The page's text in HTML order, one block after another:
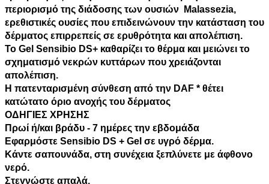
περιορισμό της διάδοσης των ουσιών Malassezia,
ερεθιστικές ουσίες που επιδεινώνουν την κατάσταση του
δέρματος επιρρεπείς σε ερυθρότητα και απολέπιση.
Το Gel Sensibio DS+ καθαρίζει το θέρμα και μειώνει το
σχηματισμό νεκρών κυττάρων που χρειάζονται
απολέπιση.
Η πατενταρισμένη σύνθεση από την DAF * θέτει
κατώτατο όριο ανοχής του δέρματος
ΟΔΗΓΙΕΣ ΧΡΗΣΗΣ
Πρωί ή/και βράδυ - 7 ημέρες την εβδομάδα
Εφαρμόστε Sensibio DS + Gel σε υγρό δέρμα.
Κάντε σαπουνάδα, στη συνέχεια ξεπλύνετε με άφθονο
νερό.
Στεγνώστε απαλά.